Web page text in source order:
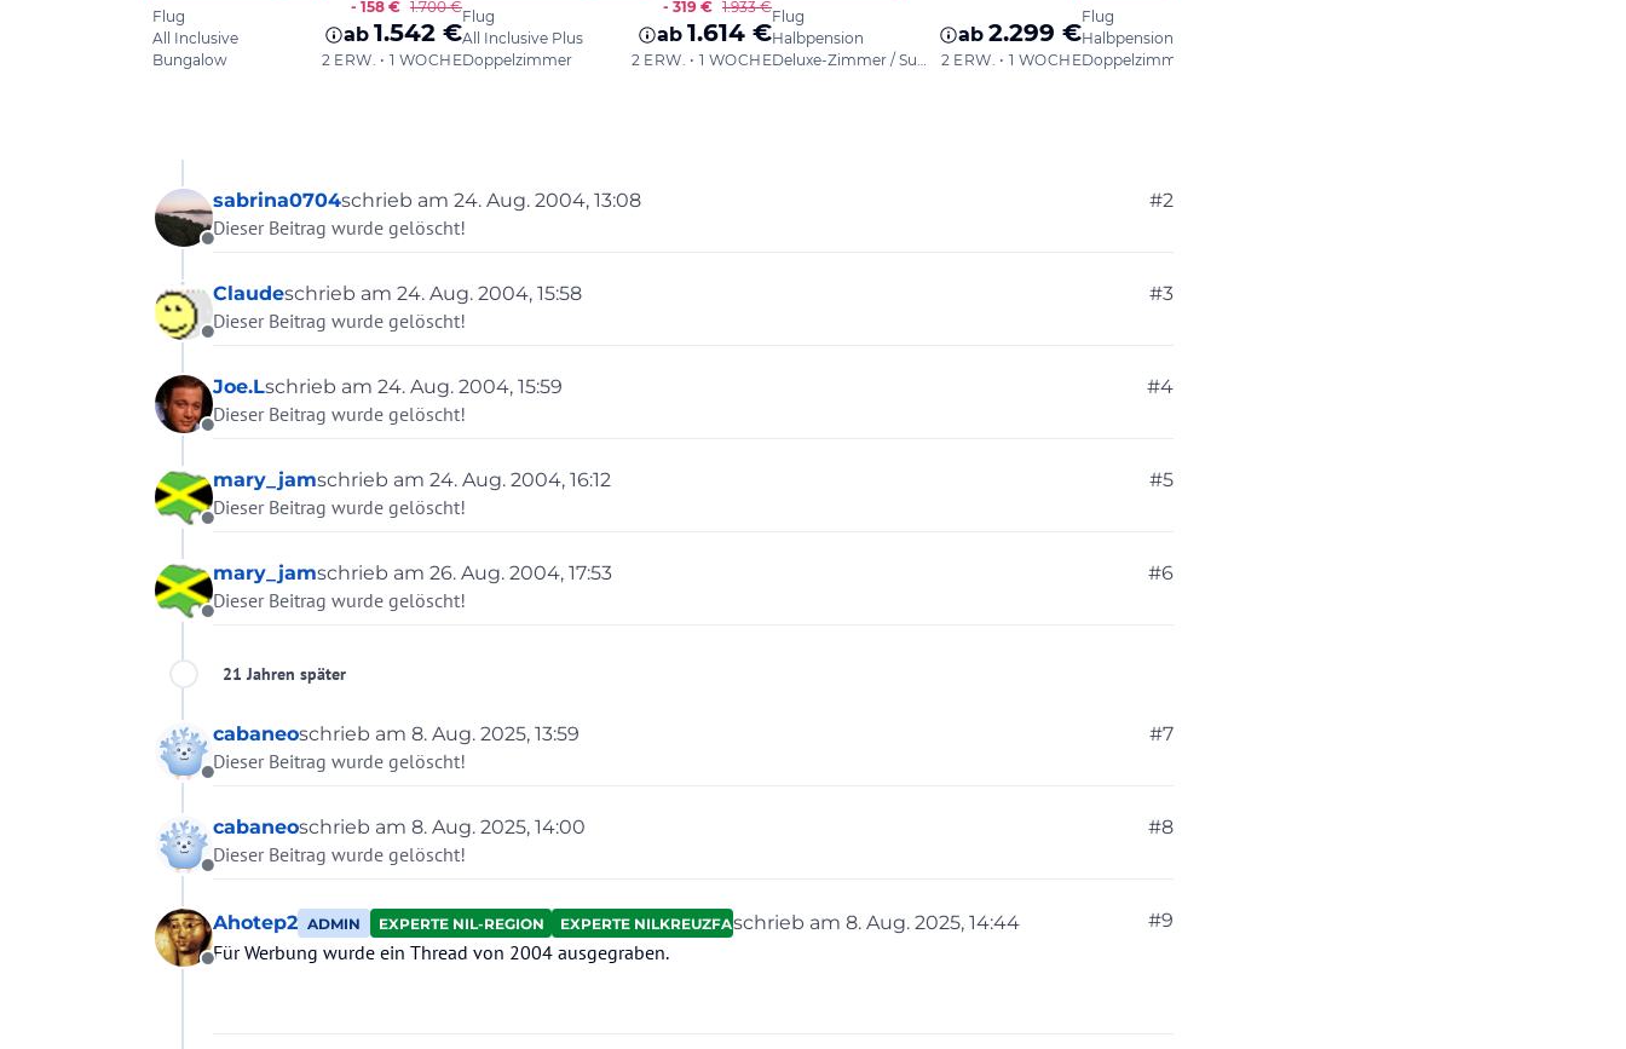
Offline
sabrina0704schrieb am 24. Aug. 2004, 13:08
zuletzt editiert von #2
Dieser Beitrag wurde gelöscht!
Offline
Claudeschrieb am 24. Aug. 2004, 15:58
zuletzt editiert von #3
Dieser Beitrag wurde gelöscht!
Offline
Joe.Lschrieb am 24. Aug. 2004, 15:59
zuletzt editiert von #4
Dieser Beitrag wurde gelöscht!
Offline
mary_jamschrieb am 24. Aug. 2004, 16:12
zuletzt editiert von #5
Dieser Beitrag wurde gelöscht!
Offline
mary_jamschrieb am 26. Aug. 2004, 17:53
zuletzt editiert von #6
Dieser Beitrag wurde gelöscht!
21 Jahren später
Offline
cabaneoschrieb am 8. Aug. 2025, 13:59
zuletzt editiert von #7
Dieser Beitrag wurde gelöscht!
Offline
cabaneoschrieb am 8. Aug. 2025, 14:00
zuletzt editiert von #8
Dieser Beitrag wurde gelöscht!
Offline
Ahotep2 ADMIN EXPERTE NIL-REGION EXPERTE NILKREUZFAHRTENschrieb am 8. Aug. 2025, 14:44
zuletzt editiert von
#9
Für Werbung wurde ein Thread von 2004 ausgegraben.